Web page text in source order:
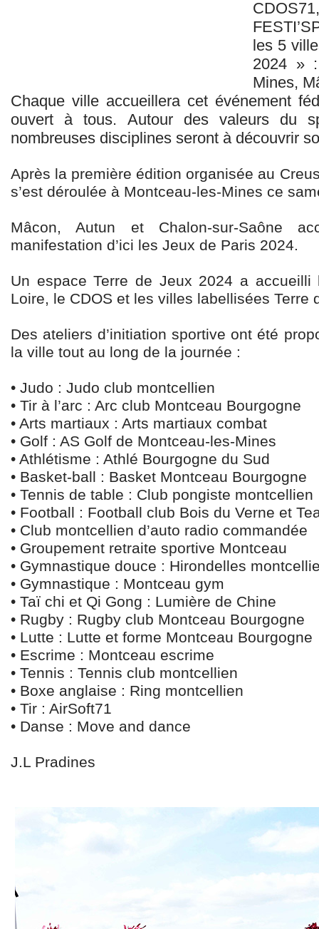
les 5
2024 » :
Mines,
Chaque ville accueillera cet événement
ouvert à tous. Autour des valeurs du
nombreuses disciplines seront à découvrir
Après la première édition organisée au
s’est déroulée à Montceau-les-Mines ce
Mâcon, Autun et Chalon-sur-Saône
manifestation d’ici les Jeux de Paris 2024.
Un espace Terre de Jeux 2024 a
Loire, le CDOS et les villes labellisées Terre
Des ateliers d’initiation sportive ont été
la ville tout au long de la journée :
• Judo : Judo club montcellien
• Tir à l’arc : Arc club Montceau Bourgogne
• Arts martiaux : Arts martiaux combat
• Golf : AS Golf de Montceau-les-Mines
• Athlétisme : Athlé Bourgogne du Sud
• Basket-ball : Basket Montceau Bourgogne
• Tennis de table : Club pongiste montcellien
• Football : Football club Bois du Verne et
• Club montcellien d’auto radio commandée
• Groupement retraite sportive Montceau
• Gymnastique douce : Hirondelles
• Gymnastique : Montceau gym
• Taï chi et Qi Gong : Lumière de Chine
• Rugby : Rugby club Montceau Bourgogne
• Lutte : Lutte et forme Montceau Bourgogne
• Escrime : Montceau escrime
• Tennis : Tennis club montcellien
• Boxe anglaise : Ring montcellien
• Tir : AirSoft71
• Danse : Move and dance
J.L Pradines